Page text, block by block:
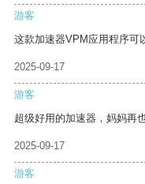
游客
这款加速器VPM应用程序可
2025-09-17
游客
超级好用的加速器，妈妈再
2025-09-17
游客